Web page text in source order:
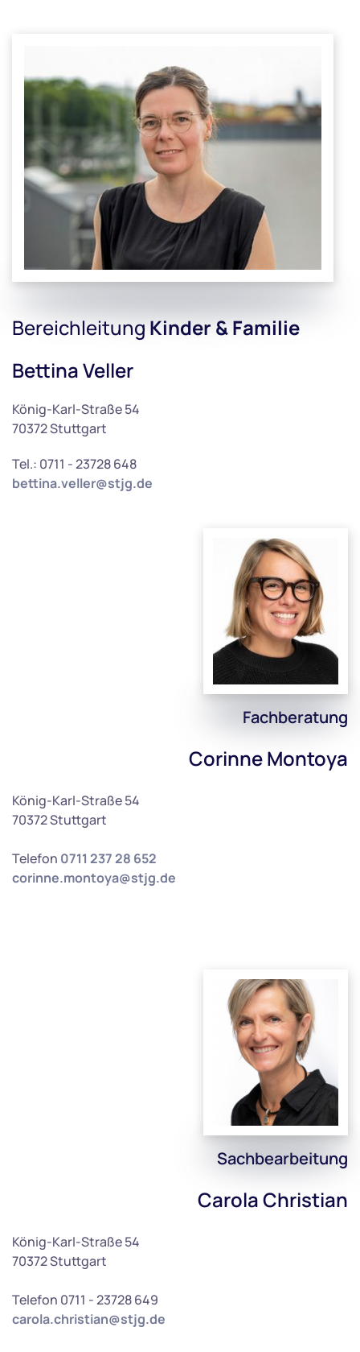
Bereichleitung Kinder & Familie
Bettina Veller
König-Karl-Straße 54
70372 Stuttgart
Tel.: 0711 - 23728 648
bettina.veller@stjg.de
Fachberatung
Corinne Montoya
König-Karl-Straße 54
70372 Stuttgart
Telefon 0711 237 28 652
corinne.montoya@stjg.de
Sachbearbeitung
Carola Christian
König-Karl-Straße 54
70372 Stuttgart
Telefon 0711 - 23728 649
carola.christian@stjg.de